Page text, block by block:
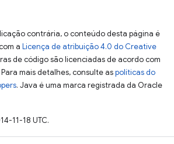
contrária, o conteúdo desta página é
a Licença de atribuição 4.0 do Creative
de código são licenciadas de acordo com
Para mais detalhes, consulte aspolíticas do
. Java é uma marca registrada da Oracle
11-18 UTC.